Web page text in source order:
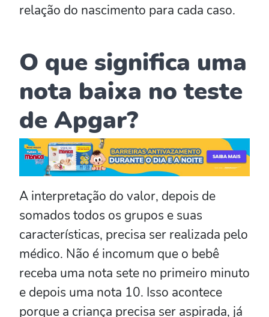
relação do nascimento para cada caso.
O que significa uma
nota baixa no teste
de Apgar?
A interpretação do valor, depois de
somados todos os grupos e suas
características, precisa ser realizada pelo
médico. Não é incomum que o bebê
receba uma nota sete no primeiro minuto
e depois uma nota 10. Isso acontece
porque a criança precisa ser aspirada, já